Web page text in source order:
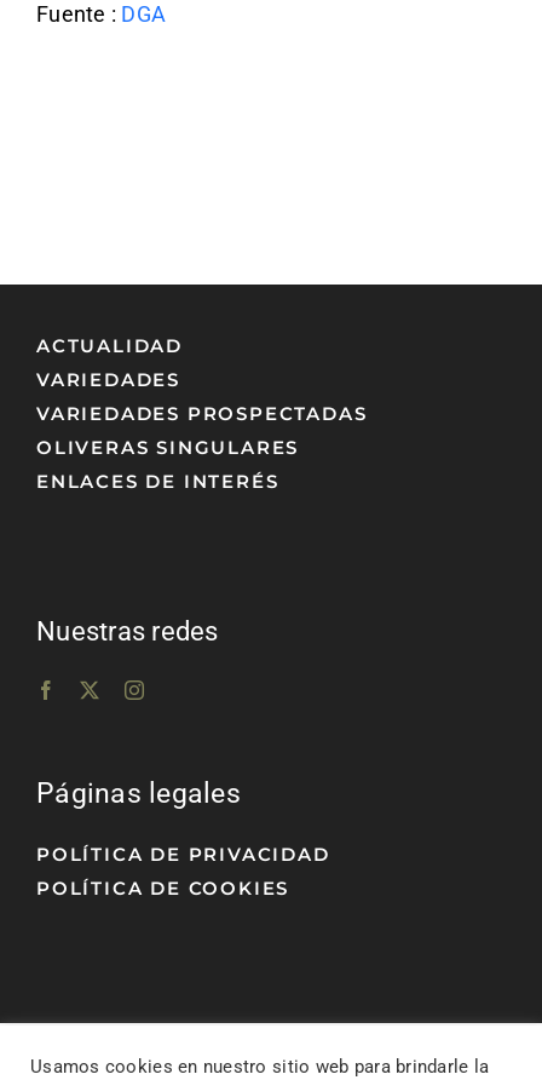
Fuente : DGA
ACTUALIDAD
VARIEDADES
VARIEDADES PROSPECTADAS
OLIVERAS SINGULARES
ENLACES DE INTERÉS
Nuestras redes
Páginas legales
POLÍTICA DE PRIVACIDAD
POLÍTICA DE COOKIES
Usamos cookies en nuestro sitio web para brindarle la